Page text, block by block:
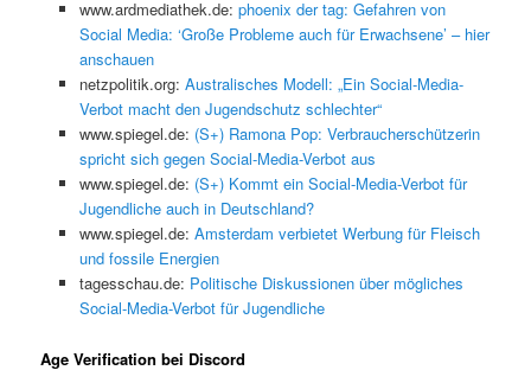
www.ardmediathek.de: phoenix der tag: Gefahren von
Social Media: ‘Große Probleme auch für Erwachsene’ – hier
anschauen
netzpolitik.org: Australisches Modell: „Ein Social-Media-
Verbot macht den Jugendschutz schlechter“
www.spiegel.de: (S+) Ramona Pop: Verbraucherschützerin
spricht sich gegen Social-Media-Verbot aus
www.spiegel.de: (S+) Kommt ein Social-Media-Verbot für
Jugendliche auch in Deutschland?
www.spiegel.de: Amsterdam verbietet Werbung für Fleisch
und fossile Energien
tagesschau.de: Politische Diskussionen über mögliches
Social-Media-Verbot für Jugendliche
Age Verification bei Discord